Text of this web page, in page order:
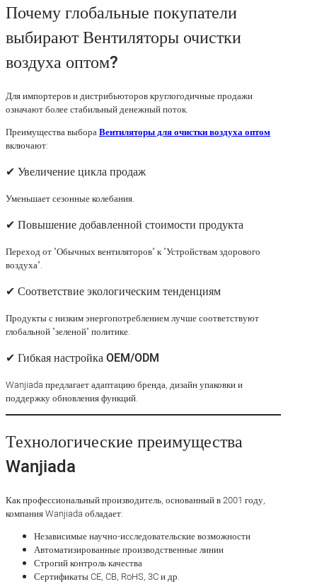
Почему глобальные покупатели
выбирают Вентиляторы очистки
воздуха оптом?
Для импортеров и дистрибьюторов круглогодичные продажи
означают более стабильный денежный поток.
Преимущества выбораВентиляторы для очистки воздуха оптом
включают:
✔ Увеличение цикла продаж
Уменьшает сезонные колебания.
✔ Повышение добавленной стоимости продукта
Переход от "Обычных вентиляторов" к "Устройствам здорового
воздуха".
✔ Соответствие экологическим тенденциям
Продукты с низким энергопотреблением лучше соответствуют
глобальной "зеленой" политике.
✔ Гибкая настройка OEM/ODM
Wanjiada предлагает адаптацию бренда, дизайн упаковки и
поддержку обновления функций.
Технологические преимущества
Wanjiada
Как профессиональный производитель, основанный в 2001 году,
компания Wanjiada обладает:
Независимые научно-исследовательские возможности
Автоматизированные производственные линии
Строгий контроль качества
Сертификаты CE, CB, RoHS, 3C и др.